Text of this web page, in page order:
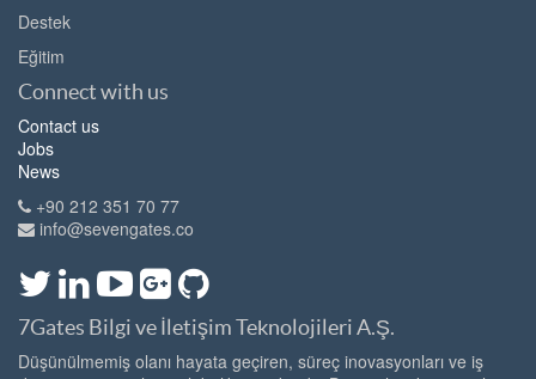
Destek
Eğitim
Connect with us
Contact us
Jobs
News
+90 212 351 70 77
info@sevengates.co
7Gates Bilgi ve İletişim Teknolojileri A.Ş.
Düşünülmemiş olanı hayata geçiren, süreç inovasyonları ve iş